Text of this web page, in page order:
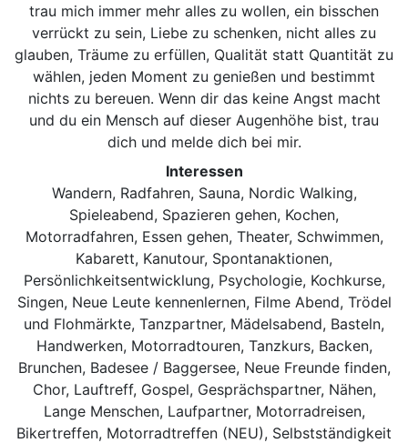
trau mich immer mehr alles zu wollen, ein bisschen
verrückt zu sein, Liebe zu schenken, nicht alles zu
glauben, Träume zu erfüllen, Qualität statt Quantität zu
wählen, jeden Moment zu genießen und bestimmt
nichts zu bereuen. Wenn dir das keine Angst macht
und du ein Mensch auf dieser Augenhöhe bist, trau
dich und melde dich bei mir.
Interessen
Wandern, Radfahren, Sauna, Nordic Walking,
Spieleabend, Spazieren gehen, Kochen,
Motorradfahren, Essen gehen, Theater, Schwimmen,
Kabarett, Kanutour, Spontanaktionen,
Persönlichkeitsentwicklung, Psychologie, Kochkurse,
Singen, Neue Leute kennenlernen, Filme Abend, Trödel
und Flohmärkte, Tanzpartner, Mädelsabend, Basteln,
Handwerken, Motorradtouren, Tanzkurs, Backen,
Brunchen, Badesee / Baggersee, Neue Freunde finden,
Chor, Lauftreff, Gospel, Gesprächspartner, Nähen,
Lange Menschen, Laufpartner, Motorradreisen,
Bikertreffen, Motorradtreffen (NEU), Selbstständigkeit